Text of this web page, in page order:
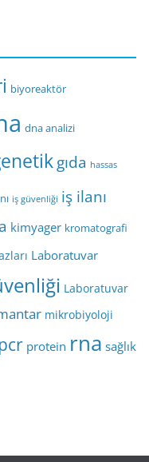
biyoreaktör
dna analizi
gıda hassas
iş güvenliği iş ilanı
kimyager kromatografi
Laboratuvar
Laboratuvar
mikrobiyoloji
protein rna sağlık